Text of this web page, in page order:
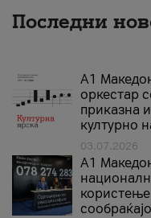
Последни
А1
оркестар
приказна
културно
03.07.2026
A1
користење